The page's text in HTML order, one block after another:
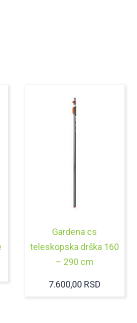
Gardena cs
teleskopska drška 160
– 290 cm
7.600,00 RSD